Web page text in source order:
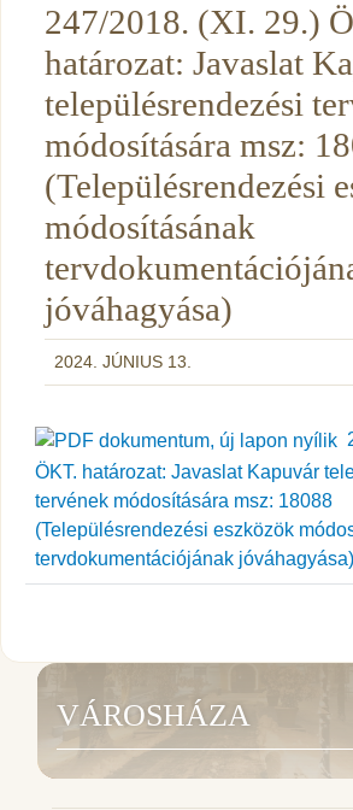
247/2018. (XI. 29.)
határozat: Javaslat
településrendezési
módosítására msz:
(Településrendezési
módosításának
jóváhagyása)
2024. JÚNIUS 13.
ÖKT. határozat: Javaslat Kapuvár
tervének módosítására msz: 18088
(Településrendezési eszközök
tervdokumentációjának jóváhagyása)
VÁROSHÁZA